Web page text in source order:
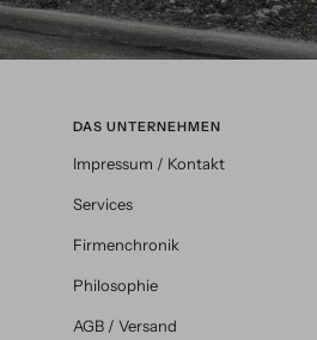
DAS UNTERNEHMEN
Impressum / Kontakt
Services
Firmenchronik
Philosophie
AGB / Versand